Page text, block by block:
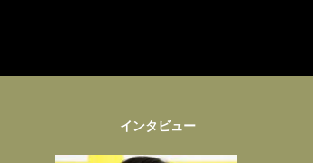
インタビュー